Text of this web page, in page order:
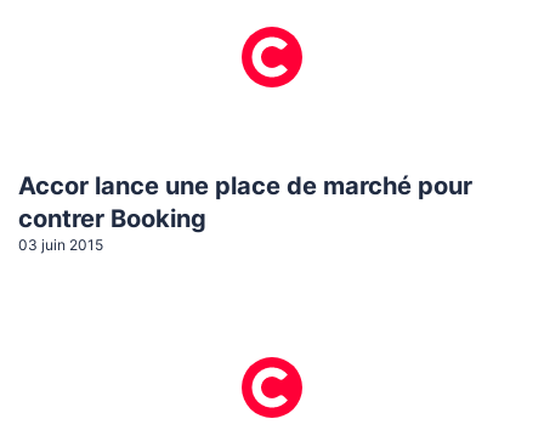
Accor lance une place de marché pour
contrer Booking
03 juin 2015